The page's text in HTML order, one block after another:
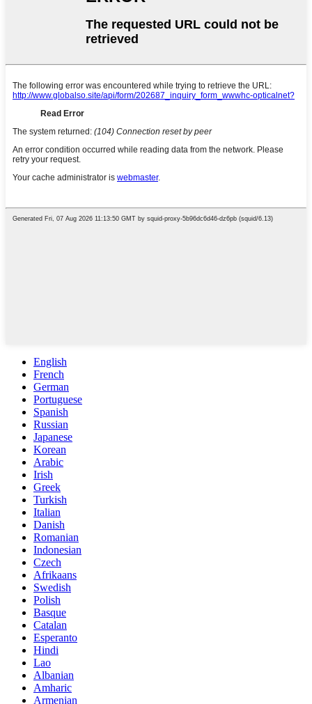
English
French
German
Portuguese
Spanish
Russian
Japanese
Korean
Arabic
Irish
Greek
Turkish
Italian
Danish
Romanian
Indonesian
Czech
Afrikaans
Swedish
Polish
Basque
Catalan
Esperanto
Hindi
Lao
Albanian
Amharic
Armenian